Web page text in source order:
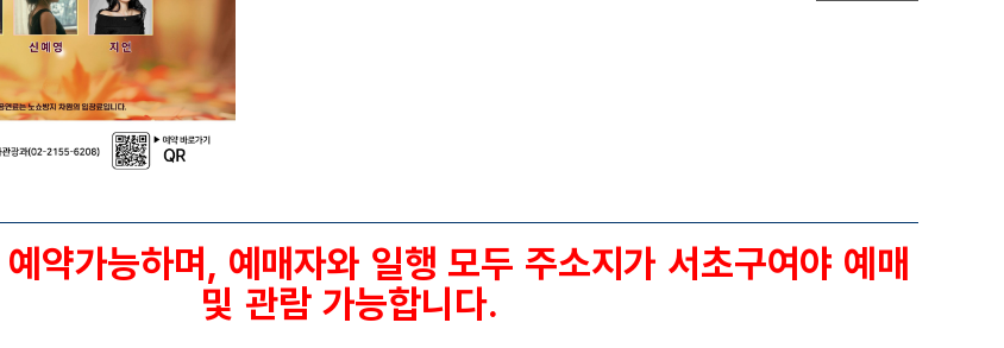
비
,
모
집
약가능하며, 예매자와 일행 모두 주소지가 서초구여야 예매
및 관람 가능합니다.